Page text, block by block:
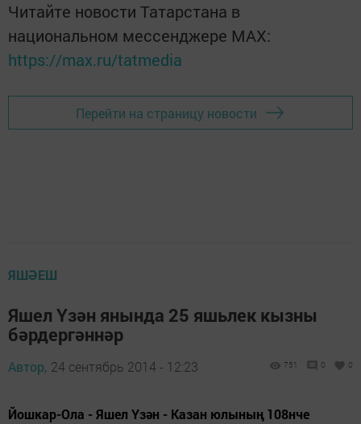
Читайте новости Татарстана в
национальном мессенджере MАХ:
https://max.ru/tatmedia
Перейти на страницу новости
ЯШӘЕШ
Яшел Үзән янында 25 яшьлек кызны
бәрдергәннәр
Автор, 24 сентябрь 2014 - 12:23 751 0 0
Йошкар-Ола - Яшел Үзән - Казан юлының 108нче